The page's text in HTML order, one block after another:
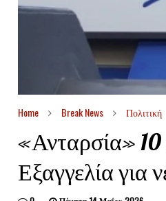
Home Break News Πολιτική
«Ανταρσία»
Εξαγγελία για